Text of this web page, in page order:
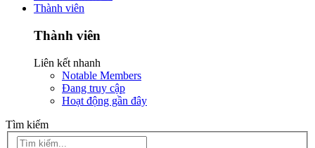
Thành viên
Thành viên
Liên kết nhanh
Notable Members
Đang truy cập
Hoạt động gần đây
Tìm kiếm